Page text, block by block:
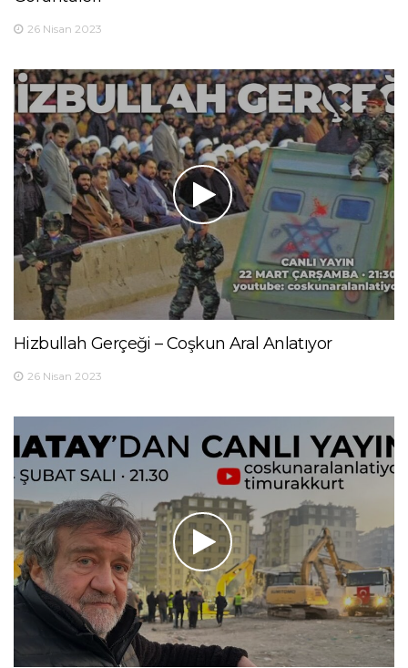
26 Nisan 2023
Hizbullah Gerçeği – Coşkun Aral Anlatıyor
26 Nisan 2023